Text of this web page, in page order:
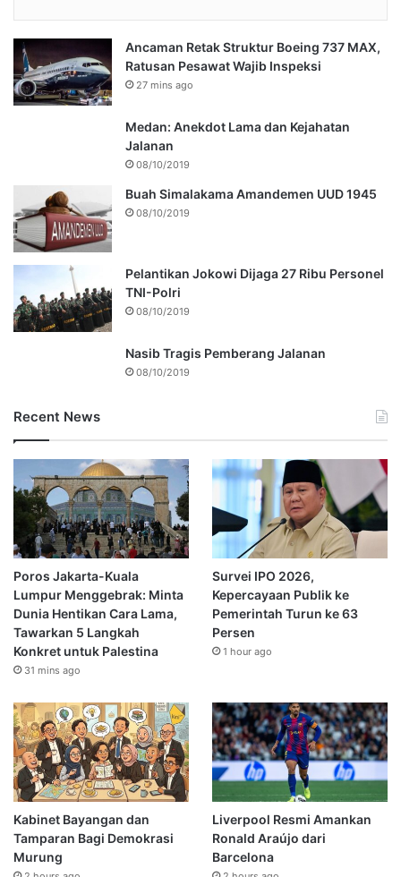
Ancaman Retak Struktur Boeing 737 MAX,
Ratusan Pesawat Wajib Inspeksi
27 mins ago
Medan: Anekdot Lama dan Kejahatan
Jalanan
08/10/2019
Buah Simalakama Amandemen UUD 1945
08/10/2019
Pelantikan Jokowi Dijaga 27 Ribu Personel
TNI-Polri
08/10/2019
Nasib Tragis Pemberang Jalanan
08/10/2019
Recent News
Poros Jakarta-Kuala
Lumpur Menggebrak: Minta
Dunia Hentikan Cara Lama,
Tawarkan 5 Langkah
Konkret untuk Palestina
31 mins ago
Survei IPO 2026,
Kepercayaan Publik ke
Pemerintah Turun ke 63
Persen
1 hour ago
Kabinet Bayangan dan
Tamparan Bagi Demokrasi
Murung
Liverpool Resmi Amankan
Ronald Araújo dari
Barcelona